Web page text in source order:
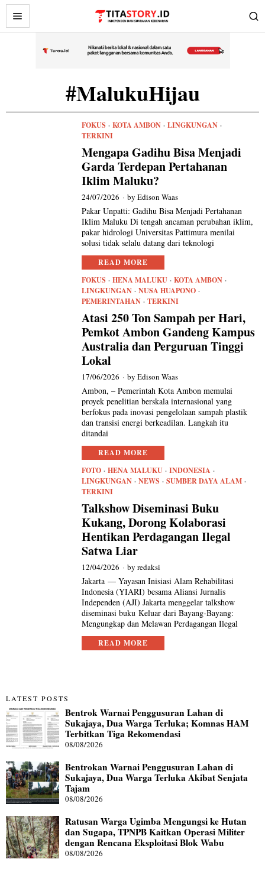
#MalukuHijau
FOKUS · KOTA AMBON · LINGKUNGAN ·
TERKINI
Mengapa Gadihu Bisa Menjadi
Garda Terdepan Pertahanan
Iklim Maluku?
24/07/2026 byEdison Waas
Pakar Unpatti: Gadihu Bisa Menjadi Pertahanan
Iklim Maluku Di tengah ancaman perubahan iklim,
pakar hidrologi Universitas Pattimura menilai
solusi tidak selalu datang dari teknologi
READ MORE
FOKUS · HENA MALUKU · KOTA AMBON ·
LINGKUNGAN · NUSA HUAPONO ·
PEMERINTAHAN · TERKINI
Atasi 250 Ton Sampah per Hari,
Pemkot Ambon Gandeng Kampus
Australia dan Perguruan Tinggi
Lokal
17/06/2026 byEdison Waas
Ambon, – Pemerintah Kota Ambon memulai
proyek penelitian berskala internasional yang
berfokus pada inovasi pengelolaan sampah plastik
dan transisi energi berkeadilan. Langkah itu
ditandai
READ MORE
FOTO · HENA MALUKU · INDONESIA ·
LINGKUNGAN · NEWS · SUMBER DAYA ALAM ·
TERKINI
Talkshow Diseminasi Buku
Kukang, Dorong Kolaborasi
Hentikan Perdagangan Ilegal
Satwa Liar
12/04/2026 byredaksi
Jakarta — Yayasan Inisiasi Alam Rehabilitasi
Indonesia (YIARI) besama Aliansi Jurnalis
Independen (AJI) Jakarta menggelar talkshow
diseminasi buku Keluar dari Bayang-Bayang:
Mengungkap dan Melawan Perdagangan Ilegal
READ MORE
LATEST POSTS
Bentrok Warnai Penggusuran Lahan di
Sukajaya, Dua Warga Terluka; Komnas HAM
Terbitkan Tiga Rekomendasi
08/08/2026
Bentrokan Warnai Penggusuran Lahan di
Sukajaya, Dua Warga Terluka Akibat Senjata
Tajam
08/08/2026
Ratusan Warga Ugimba Mengungsi ke Hutan
dan Sugapa, TPNPB Kaitkan Operasi Militer
dengan Rencana Eksploitasi Blok Wabu
08/08/2026